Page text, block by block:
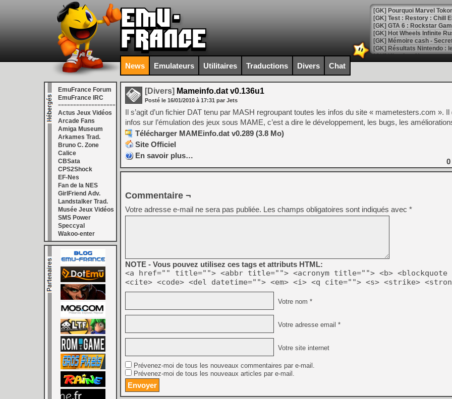
[GK] Pourquoi Marvel
[GK] Test : Restory : Chill
[GK] GTA 6 : Rockstar
[GK] Hot Wheels Infinite
[GK] Mémoire cash -
[GK] Résultats Nintendo :
[GK] Déjà des
[Mo5] Brickboy cherche à
[GK] Minecraft et ses «
[GK] Beast of
[GK] Ubisoft : fin de partie
[GK] Mémoire cash -
[GK] Dan Houser (GTA)
[GK] Comment EA Sports
[GK] Crimson Moon : un
[GK] Isle of Reveries : le
[GK] Moonlighter 2 : The
[GK] Capcom relance
[Mo5] Deux inédits du
[GK] Le beat'em up The
[GK] Endless Legend 2 :
[LS] [PS5] Le WebKit
[GK] Oubliez Crazy Taxi,
[LS] [Switch] NSZ 5.0.0
[GK] No More Room in
[GK] Un chatbot Atelier
[GK] Mémoire cash -
[GK] Nvidia : le prix des
[GK] Suikoden Star Leap
[Mo5] La mini borne
News Emulateurs Utilitaires Traductions Divers Chat
EmuFrance Forum
EmuFrance IRC
===================
Actus Jeux Vidéos
Arcade Fans
Amiga Museum
Arkames Trad.
Bruno C. Zone
Calice
CBSata
CPS2Shock
EF-Nes
Fan de la NES
GirlFriend Adv.
Landstalker Trad.
Musée Jeux Vidéos
SMS Power
Speccyal
Wakoo-enter
[Divers] Mameinfo.dat v0.136u1
Posté le 16/01/2010 à 17:31 par Jets
Il s’agit d’un fichier DAT tenu par MASH regroupant toutes les infos du site « mametesters.com ». Il
infos sur l’émulation des jeux sous MAME, c’est a dire le développement, les bugs, les
Télécharger MAMEinfo.dat v0.289 (3.8 Mo)
Site Officiel
En savoir plus…
0
Commentaire ¬
Votre adresse e-mail ne sera pas publiée. Les champs obligatoires sont indiqués avec *
NOTE - Vous pouvez utilisez ces tags et attributs HTML:
<a href="" title=""> <abbr title=""> <acronym title=""> <b> <blockquote
<cite> <code> <del datetime=""> <em> <i> <q cite=""> <s> <strike>
Votre nom *
Votre adresse email *
Votre site internet
Prévenez-moi de tous les nouveaux commentaires par e-mail.
Prévenez-moi de tous les nouveaux articles par e-mail.